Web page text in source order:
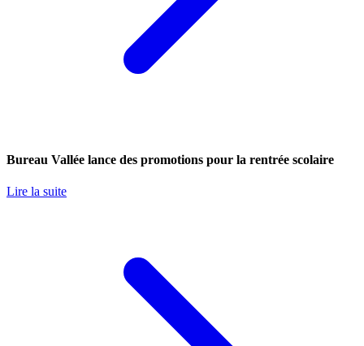
Bureau Vallée lance des promotions pour la rentrée scolaire
Lire la suite